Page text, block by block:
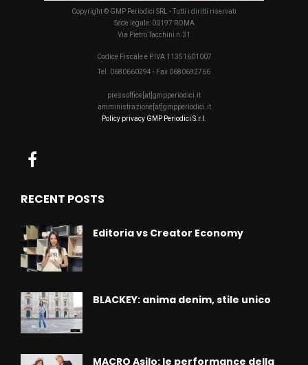
Copyright © GMP Periodici SRL - Tutti i diritti riservati
Sede legale: 00197 ROMA
Via Pietro Tacchini n.31
Codice Fiscale e P.IVA 11351601007
Tel. 0680660294 - Fax 0680692766
pressoffice[at]gmpperiodici.it
amministrazione[at]gmpperiodici.it
Policy privacy GMP Periodici S.r.l.
RECENT POSTS
Editoria vs Creator Economy
BLACKEY: anima denim, stile unico
MACRO Asilo: le performance della